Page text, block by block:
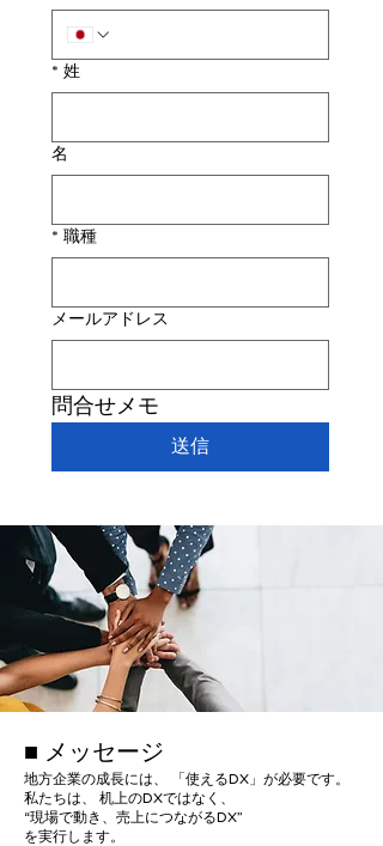
* 姓
名
* 職種
メールアドレス
問合せメモ
送信
■ メッセージ
地方企業の成長には、 「使えるDX」が必要です。
私たちは、 机上のDXではなく、
“現場で動き、売上につながるDX”
を実行します。